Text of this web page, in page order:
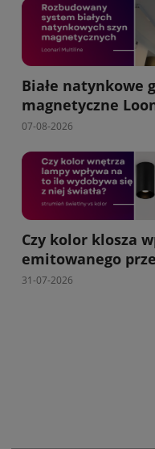
Białe natynkowe
magnetyczne
07-08-2026
Czy kolor klosza
emitowanego
31-07-2026